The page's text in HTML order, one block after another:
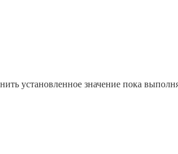
установленное значение пока